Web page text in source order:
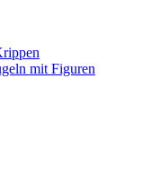
mit Figuren